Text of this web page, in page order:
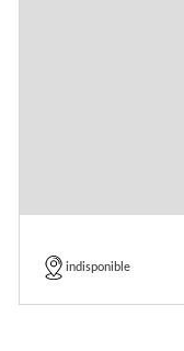
indisponible